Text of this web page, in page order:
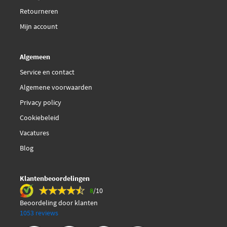
Jp Group 1193801800
Magneti Marelli
460000435010
Magneti Marelli
NTK 94885
Retourneren
Mijn account
Algemeen
Service en contact
Algemene voorwaarden
Privacy policy
Cookiebeleid
Vacatures
Blog
Klantenbeoordelingen
8/10
Beoordeling door klanten
1053 reviews